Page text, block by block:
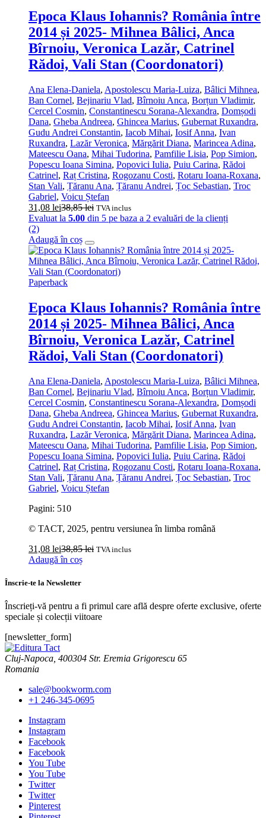
Epoca Klaus Iohannis? România între
2014 și 2025- Mihnea Bâlici, Anca
Bîrnoiu, Veronica Lazăr, Catrinel
Rădoi, Vali Stan (Coordonatori)
Ana Elena-Daniela, Apostolescu Maria-Luiza, Bâlici Mihnea,
Ban Cornel, Bejinariu Vlad, Bîrnoiu Anca, Borțun Vladimir,
Cercel Cosmin, Constantinescu Sorana-Alexandra, Domșodi
Dana, Gheba Andreea, Ghincea Marius, Gubernat Ruxandra,
Gudu Andrei Constantin, Iacob Mihai, Iosif Anna, Ivan
Ruxandra, Lazăr Veronica, Mărgărit Diana, Marincea Adina,
Mateescu Oana, Mihai Tudorina, Pamfilie Lisia, Pop Simion,
Popescu Ioana Simina, Popovici Iulia, Puiu Carina, Rădoi
Catrinel, Raț Cristina, Rogozanu Costi, Rotaru Ioana-Roxana,
Stan Vali, Țăranu Ana, Țăranu Andrei, Țoc Sebastian, Troc
Gabriel, Voicu Ștefan
31,08 lei38,85lei TVA inclus
Evaluat la 5.00 din 5 pe baza a 2 evaluări de la clienți
(2)
Adaugă în coș
Paperback
Epoca Klaus Iohannis? România între
2014 și 2025- Mihnea Bâlici, Anca
Bîrnoiu, Veronica Lazăr, Catrinel
Rădoi, Vali Stan (Coordonatori)
Ana Elena-Daniela, Apostolescu Maria-Luiza, Bâlici Mihnea,
Ban Cornel, Bejinariu Vlad, Bîrnoiu Anca, Borțun Vladimir,
Cercel Cosmin, Constantinescu Sorana-Alexandra, Domșodi
Dana, Gheba Andreea, Ghincea Marius, Gubernat Ruxandra,
Gudu Andrei Constantin, Iacob Mihai, Iosif Anna, Ivan
Ruxandra, Lazăr Veronica, Mărgărit Diana, Marincea Adina,
Mateescu Oana, Mihai Tudorina, Pamfilie Lisia, Pop Simion,
Popescu Ioana Simina, Popovici Iulia, Puiu Carina, Rădoi
Catrinel, Raț Cristina, Rogozanu Costi, Rotaru Ioana-Roxana,
Stan Vali, Țăranu Ana, Țăranu Andrei, Țoc Sebastian, Troc
Gabriel, Voicu Ștefan
Pagini: 510
© TACT, 2025, pentru versiunea în limba română
31,08 lei38,85lei TVA inclus
Adaugă în coș
Înscrie-te la Newsletter
Înscrieți-vă pentru a fi primul care află despre oferte exclusive, oferte
speciale și colecții viitoare
[newsletter_form]
Cluj-Napoca, 400304 Str. Eremia Grigorescu 65
Romania
sale@bookworm.com
+1 246-345-0695
Instagram
Instagram
Facebook
Facebook
You Tube
You Tube
Twitter
Twitter
Pinterest